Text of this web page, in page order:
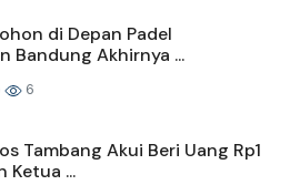
di Depan Padel
Bandung Akhirnya ...
6
Tambang Akui Beri Uang Rp1
Ketua ...